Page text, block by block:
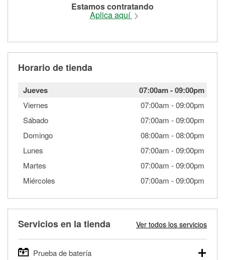
Estamos contratando
Aplica aquí
Horario de tienda
Jueves 07:00am-09:00pm
Viernes 07:00am -09:00pm
Sábado
07:00am -09:00pm
Domingo
08:00am -08:00pm
Lunes
07:00am -09:00pm
Martes
07:00am -09:00pm
Miércoles
07:00am -09:00pm
Servicios en la tienda Ver todos los servicios
Prueba de batería